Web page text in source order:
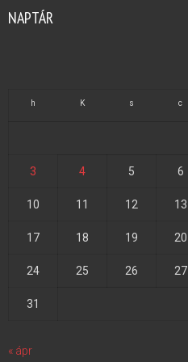
NAPTÁR
h K s c
3 4 5 6
10 11 12 13
17 18 19 20
24 25 26 27
31
« ápr